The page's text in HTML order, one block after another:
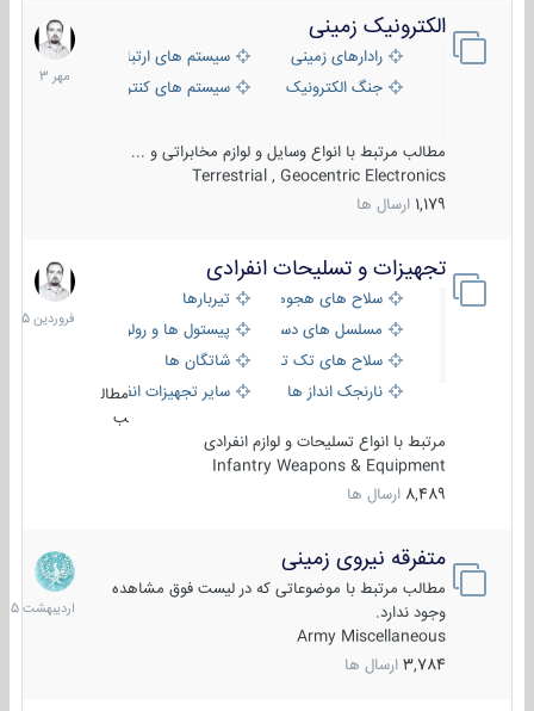
الکترونیک زمینی
رادارهای زمینی
سیستم های ارتباطی و جمع آوری
جنگ الکترونیک
سیستم های کنترل آتش و تجهیزات
مطالب مرتبط با انواع وسایل و لوازم مخابراتی و ...
Terrestrial , Geocentric Electronics
1,179 ارسال ها
1
مهر
1403
تجهیزات و تسلیحات انفرادی
سلاح های هجومی
تیربارها
مسلسل های دستی
پیستول ها و رولورها
سلاح های تک تیر اندازیشاتگان ها
نارنجک انداز ها
سایر تجهیزات انفرادی
مطال
ب
مرتبط با انواع تسلیحات و لوازم انفرادی
Infantry Weapons & Equipment
8,489 ارسال ها
17
فروردین
1405
متفرقه نیروی زمینی
مطالب مرتبط با موضوعاتی که در لیست فوق مشاهده
وجود ندارد.
Army Miscellaneous
3,784 ارسال ها
27
1405